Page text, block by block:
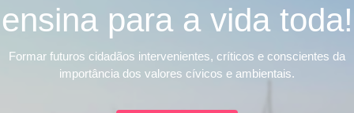
ensina para a vida toda!
Formar futuros cidadãos intervenientes, críticos e conscientes da
importância dos valores cívicos e ambientais.